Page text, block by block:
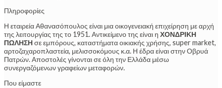
Πληροφορίες
Η εταιρεία Αθανασόπουλος είναι μια οικογενειακή επιχείρηση με αρχή
της λειτουργίας της το 1951. Αντικείμενο της είναι η ΧΟΝΔΡΙΚΗ
ΠΩΛΗΣΗσε εμπόρους, καταστήματα οικιακής χρήσης, super market,
αρτοζαχαροπλαστεία, μελισσοκόμους κ.α. Η έδρα είναι στην Οβρυά
Πατρών. Αποστολές γίνονται σε όλη την Ελλάδα μέσω
συνεργαζόμενων γραφείων μεταφορών.
Που είμαστε